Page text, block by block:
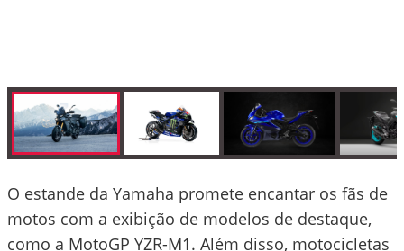
O estande da Yamaha promete encantar os fãs de
motos com a exibição de modelos de destaque,
como a MotoGP YZR-M1. Além disso, motocicletas